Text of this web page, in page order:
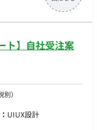
プランニング
レトロスペクティ
バーチャルオフ
Slack ・ストッ
miro ・プ
：Findy Team+
ト】自社受注案
）
UIUX設計